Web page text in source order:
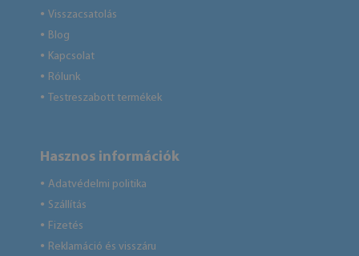
● Visszacsatolás
● Blog
● Kapcsolat
● Rólunk
● Testreszabott termékek
Hasznos információk
● Adatvédelmi politika
● Szállítás
● Fizetés
● Reklamáció és visszáru